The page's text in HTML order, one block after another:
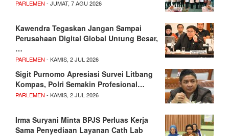
PARLEMEN - JUMAT, 7 AGU 2026
Kawendra Tegaskan Jangan Sampai
Perusahaan Digital Global Untung Besar,
…
PARLEMEN - KAMIS, 2 JUL 2026
Sigit Purnomo Apresiasi Survei Litbang
Kompas, Polri Semakin Profesional…
PARLEMEN - KAMIS, 2 JUL 2026
Irma Suryani Minta BPJS Perluas Kerja
Sama Penyediaan Layanan Cath Lab